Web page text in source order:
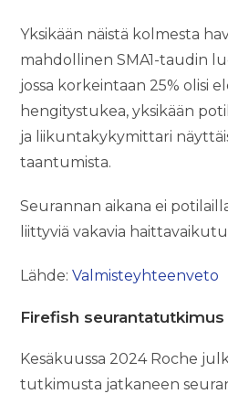
Yksikään näistä kolmesta
mahdollinen SMA1-taudin
jossa korkeintaan 25% olisi
hengitystukea, yksikään
ja liikuntakykymittari
taantumista.
Seurannan aikana ei
liittyviä vakavia
Lähde:Valmisteyhteenveto
Firefish seurantatutkimus
Kesäkuussa 2024 Roche
tutkimusta jatkaneen